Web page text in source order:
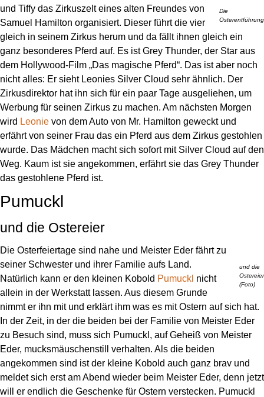
Die
Osterentführung
und Tiffy das Zirkuszelt eines alten Freundes von
Samuel Hamilton organisiert. Dieser führt die vier
gleich in seinem Zirkus herum und da fällt ihnen gleich ein
ganz besonderes Pferd auf. Es ist Grey Thunder, der Star aus
dem Hollywood-Film „Das magische Pferd“. Das ist aber noch
nicht alles: Er sieht Leonies Silver Cloud sehr ähnlich. Der
Zirkusdirektor hat ihn sich für ein paar Tage ausgeliehen, um
Werbung für seinen Zirkus zu machen. Am nächsten Morgen
wird Leonie von dem Auto von Mr. Hamilton geweckt und
erfährt von seiner Frau das ein Pferd aus dem Zirkus gestohlen
wurde. Das Mädchen macht sich sofort mit Silver Cloud auf den
Weg. Kaum ist sie angekommen, erfährt sie das Grey Thunder
das gestohlene Pferd ist.
Pumuckl
und die Ostereier
und die
Ostereier
(Foto)
Die Osterfeiertage sind nahe und Meister Eder fährt zu
seiner Schwester und ihrer Familie aufs Land.
Natürlich kann er den kleinen Kobold Pumuckl nicht
allein in der Werkstatt lassen. Aus diesem Grunde
nimmt er ihn mit und erklärt ihm was es mit Ostern auf sich hat.
In der Zeit, in der die beiden bei der Familie von Meister Eder
zu Besuch sind, muss sich Pumuckl, auf Geheiß von Meister
Eder, mucksmäuschenstill verhalten. Als die beiden
angekommen sind ist der kleine Kobold auch ganz brav und
meldet sich erst am Abend wieder beim Meister Eder, denn jetzt
will er endlich die Geschenke für Ostern verstecken. Pumuckl